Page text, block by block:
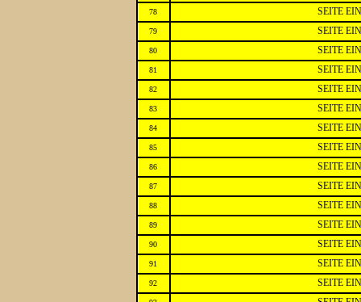
78 SEITE
79 SEITE
80 SEITE
81 SEITE
82 SEITE
83 SEITE
84 SEITE
85 SEITE
86 SEITE
87 SEITE
88 SEITE
89 SEITE
90 SEITE
91 SEITE
92 SEITE